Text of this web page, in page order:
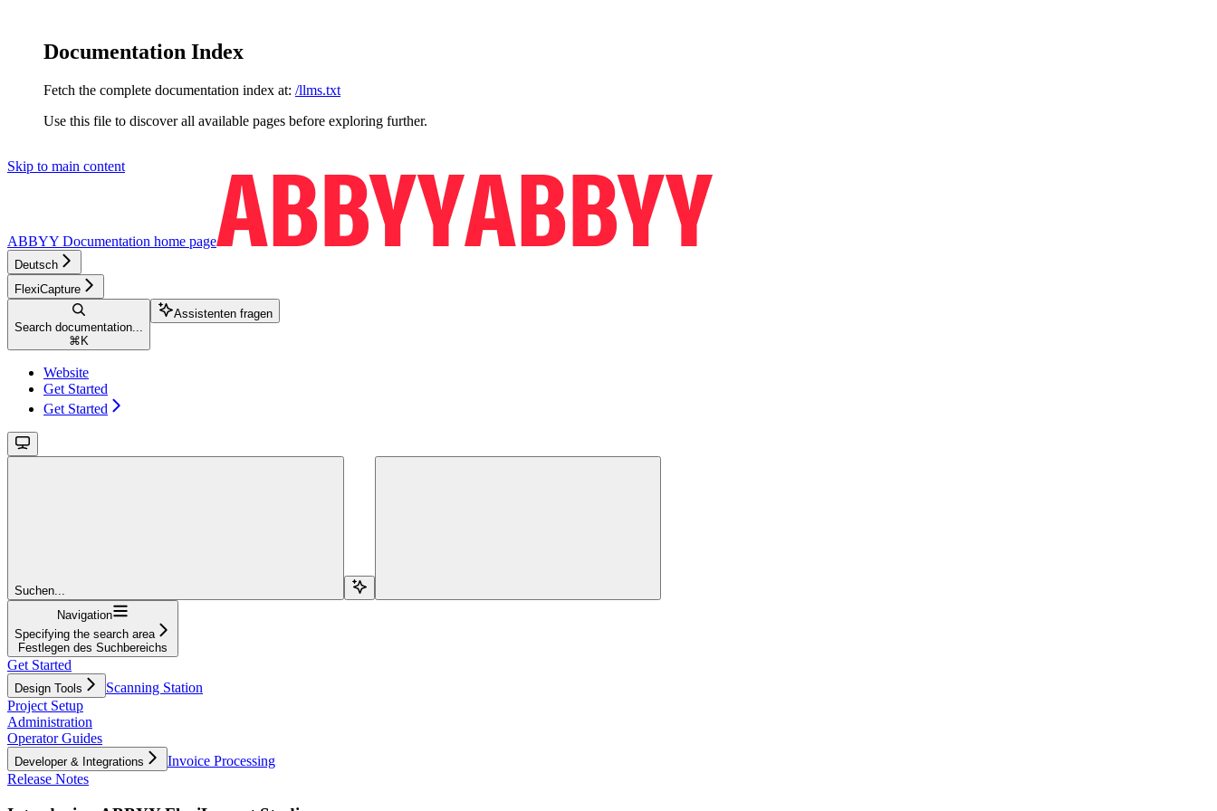
Documentation Index
Fetch the complete documentation index at: /llms.txt
Use this file to discover all available pages before exploring further.
Skip to main content
ABBYY Documentation home page
Deutsch
FlexiCapture
Search documentation...
⌘ K
Assistenten fragen
Website
Get Started
Get Started
Suchen...
Navigation
Specifying the search area
Festlegen des Suchbereichs
Get Started
Design Tools
Scanning Station
Project Setup
Administration
Operator Guides
Developer & Integrations
Invoice Processing
Release Notes